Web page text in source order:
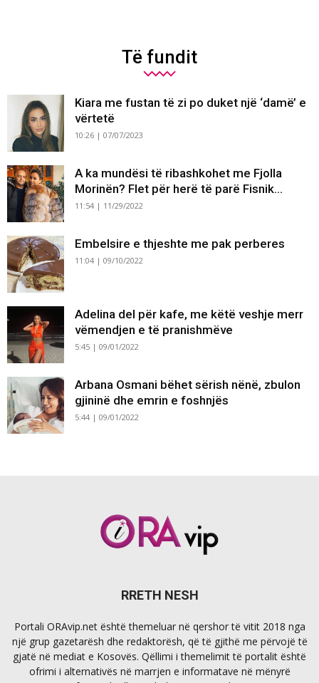
Të fundit
Kiara me fustan të zi po duket një ‘damë’ e
vërtetë
10:26 | 07/07/2023
A ka mundësi të ribashkohet me Fjolla
Morinën? Flet për herë të parë Fisnik...
11:54 | 11/29/2022
Embelsire e thjeshte me pak perberes
11:04 | 09/10/2022
Adelina del për kafe, me këtë veshje merr
vëmendjen e të pranishmëve
5:45 | 09/01/2022
Arbana Osmani bëhet sërish nënë, zbulon
gjininë dhe emrin e foshnjës
5:44 | 09/01/2022
RRETH NESH
Portali ORAvip.net është themeluar në qershor të vitit 2018 nga
një grup gazetarësh dhe redaktorësh, që të gjithë me përvojë të
gjatë në mediat e Kosovës. Qëllimi i themelimit të portalit është
ofrimi i alternativës në marrjen e informatave në mënyrë